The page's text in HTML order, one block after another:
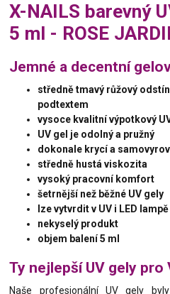
X-NAILS barevný
5 ml - ROSE
Jemné a decentní
středně tmavý růžový
podtextem
vysoce kvalitní výpotkový
UV gel je odolný a pružný
dokonale krycí a
středně hustá viskozita
vysoký pracovní komfort
šetrnější než běžné UV gely
lze vytvrdit v UV i LED lampě
nekyselý produkt
objem balení 5 ml
Ty nejlepší UV gely pro
Naše profesionální UV gely